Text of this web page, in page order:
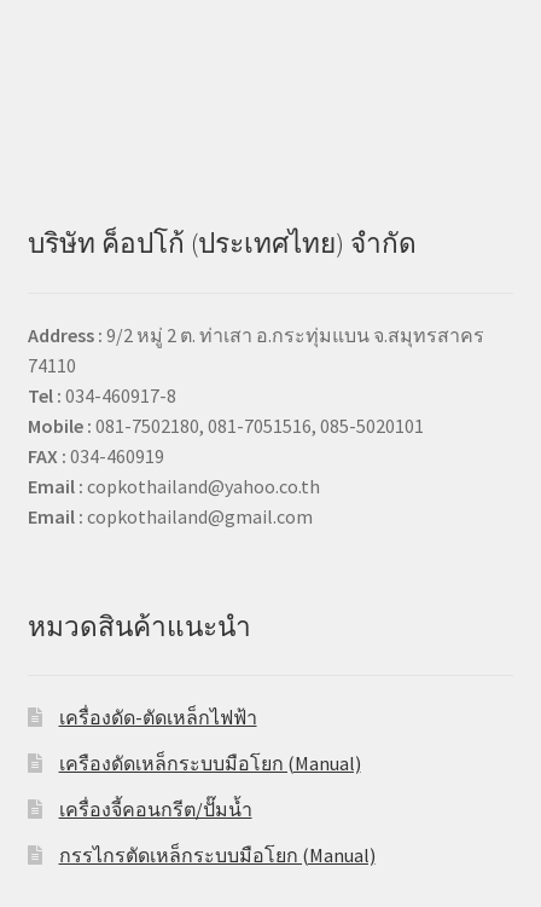
บริษัท ค็อปโก้ (ประเทศไทย) จำกัด
Address : 9/2 หมู่ 2 ต. ท่าเสา อ.กระทุ่มแบน จ.สมุทรสาคร
74110
Tel : 034-460917-8
Mobile : 081-7502180, 081-7051516, 085-5020101
FAX : 034-460919
Email : copkothailand@yahoo.co.th
Email : copkothailand@gmail.com
หมวดสินค้าแนะนำ
เครื่องดัด-ตัดเหล็กไฟฟ้า
เครืองดัดเหล็กระบบมือโยก (Manual)
เครื่องจี้คอนกรีต/ปั๊มน้ำ
กรรไกรตัดเหล็กระบบมือโยก (Manual)